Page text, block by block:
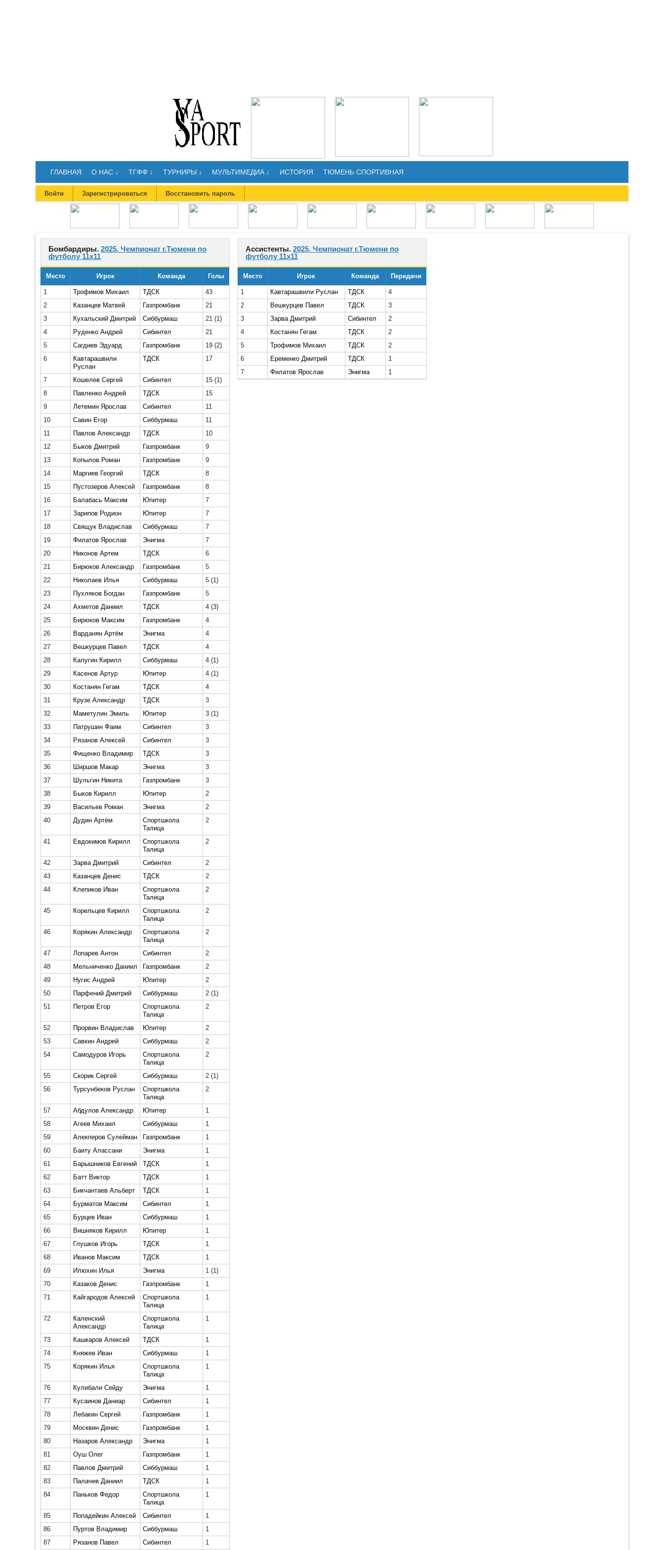
ГЛАВНАЯ О НАС ↓ ТГФФ ↓ ТУРНИРЫ ↓ МУЛЬТИМЕДИА ↓ ИСТОРИЯ ТЮМЕНЬ СПОРТИВНАЯ
Войти Зарегистрироваться Восстановить пароль
Бомбардиры. 2025. Чемпионат г.Тюмени по
футболу 11х11
Место Игрок Команда Голы
1 Трофимов Михаил ТДСК
43
2
Казанцев Матвей Газпромбанк
21
3
Кухальский Дмитрий Сиббурмаш 21 (1)
4
Руденко Андрей Сибинтел
21
5
Сагдиев Эдуард Газпромбанк 19 (2)
6
Кавтарашвили
Руслан
ТДСК 17
7 Кошелев Сергей Сибинтел 15 (1)
8
Павленко Андрей ТДСК
15
9
Летемин Ярослав Сибинтел
11
10
Савин Егор Сиббурмаш
11
11
Павлов Александр ТДСК
10
12
Быков Дмитрий Газпромбанк
9
13
Копылов Роман Газпромбанк
9
14
Маргиев Георгий ТДСК
8
15
Пустозеров Алексей Газпромбанк
8
16
Балабась Максим Юпитер
7
17
Зарипов Родион Юпитер
7
18
Свящук Владислав Сиббурмаш
7
19
Филатов Ярослав Энигма
7
20
Никонов Артем ТДСК
6
21
Бирюков Александр Газпромбанк
5
22
Николаев Илья Сиббурмаш 5 (1)
23
Пухляков Богдан Газпромбанк
5
24
Ахметов Даниил ТДСК 4 (3)
25
Бирюков Максим Газпромбанк
4
26
Варданян Артём Энигма
4
27
Вешкурцев Павел ТДСК
4
28
Калугин Кирилл Сиббурмаш 4 (1)
29
Касенов Артур Юпитер 4 (1)
30
Костанян Гегам ТДСК
4
31
Крузе Александр ТДСК
3
32
Маметулин Эмиль Юпитер 3 (1)
33
Патрушин Фаим Сибинтел
3
34
Рязанов Алексей Сибинтел
3
35
Фищенко Владимир ТДСК
3
36
Ширшов Макар Энигма
3
37
Шульгин Никита Газпромбанк
3
38
Быков Кирилл Юпитер
2
39
Васильев Роман Энигма
2
40
Дудин Артём
Спортшкола
Талица
2
41 Евдокимов Кирилл
Спортшкола
Талица
2
42 Зарва Дмитрий Сибинтел
2
43
Казанцев Денис ТДСК
2
44
Клепиков Иван
Спортшкола
Талица
2
45 Корельцев Кирилл
Спортшкола
Талица
2
46 Корякин Александр
Спортшкола
Талица
2
47 Лопарев Антон Сибинтел
2
48
Мельниченко Даниил Газпромбанк
2
49
Нугис Андрей Юпитер
2
50
Парфений Дмитрий Сиббурмаш 2 (1)
51
Петров Егор
Спортшкола
Талица
2
52 Прорвин Владислав Юпитер
2
53
Савкин Андрей Сиббурмаш
2
54
Самодуров Игорь
Спортшкола
Талица
2
55 Скорик Сергей Сиббурмаш 2 (1)
56
Турсунбеков Руслан
Спортшкола
Талица
2
57 Абдулов Александр Юпитер
1
58
Агеев Михаил Сиббурмаш
1
59
Алекперов Сулейман Газпромбанк
1
60
Баиту Алассани Энигма
1
61
Барышников Евгений ТДСК
1
62
Батт Виктор ТДСК
1
63
Бикчантаев Альберт ТДСК
1
64
Бурматов Максим Сибинтел
1
65
Бурцев Иван Сиббурмаш
1
66
Вишняков Кирилл Юпитер
1
67
Глушков Игорь ТДСК
1
68
Иванов Максим ТДСК
1
69
Илюхин Илья Энигма 1 (1)
70
Казаков Денис Газпромбанк
1
71
Кайгародов Алексей
Спортшкола
Талица
1
72
Каленский
Александр
Спортшкола
Талица
1
73 Кашкаров Алексей ТДСК
1
74
Княжев Иван Сиббурмаш
1
75
Корякин Илья
Спортшкола
Талица
1
76 Кулибали Сейду Энигма
1
77
Кусаинов Даниар Сибинтел
1
78
Лебакин Сергей Газпромбанк
1
79
Москвин Денис Газпромбанк
1
80
Назаров Александр Энигма
1
81
Оуш Олег Газпромбанк
1
82
Павлов Дмитрий Сиббурмаш
1
83
Палачев Даниил ТДСК
1
84
Паньков Федор
Спортшкола
Талица
1
85 Попадейкин Алексей Сибинтел
1
86
Пуртов Владимир Сиббурмаш
1
87
Рязанов Павел Сибинтел 1
Ассистенты. 2025. Чемпионат г.Тюмени по
футболу 11х11
Место Игрок Команда Передачи
1 Кавтарашвили Руслан ТДСК
4
2
Вешкурцев Павел ТДСК
3
3
Зарва Дмитрий Сибинтел
2
4
Костанян Гегам ТДСК
2
5
Трофимов Михаил ТДСК
2
6
Еременко Дмитрий ТДСК
1
7
Филатов Ярослав Энигма 1